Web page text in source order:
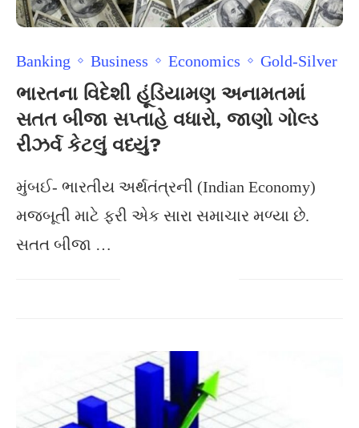
Banking Business Economics Gold-Silver
ભારતના વિદેશી હૂંડિયામણ અનામતમાં
સતત બીજા સપ્તાહે વધારો, જાણો ગોલ્ડ
રીઝર્વ કેટલું વધ્યું?
મુંબઈ- ભારતીય અર્થતંત્રની (Indian Economy)
મજબૂતી માટે ફરી એક સારા સમાચાર મળ્યા છે.
સતત બીજા …